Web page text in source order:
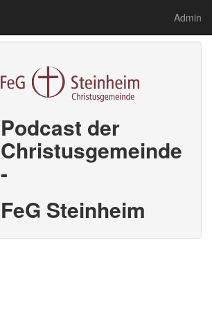
Admin
Podcast der
Christusgemeinde
-
FeG Steinheim